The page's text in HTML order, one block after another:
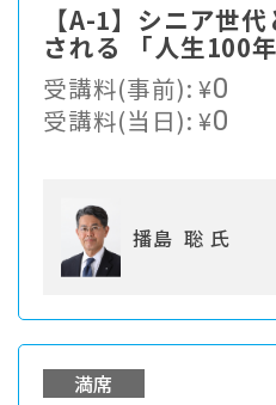
【A-1】シニア世
される 「人生100
ディングカンパニ
受講料(事前):¥0
受講料(当日):¥0
播島 聡 氏
満席